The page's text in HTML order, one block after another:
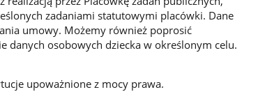
zadaniami statutowymi placówki. Dane
umowy. Możemy również poprosić
danych osobowych dziecka w określonym celu.
upoważnione z mocy prawa.